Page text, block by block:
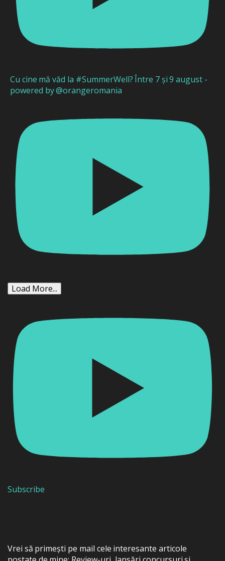
Cu cine mă văd la #SummerWell? Între 7 și 9 august -
powered by @orangeromania
Load More...
Subscribe
Vrei să primești pe mail cele interesante articole